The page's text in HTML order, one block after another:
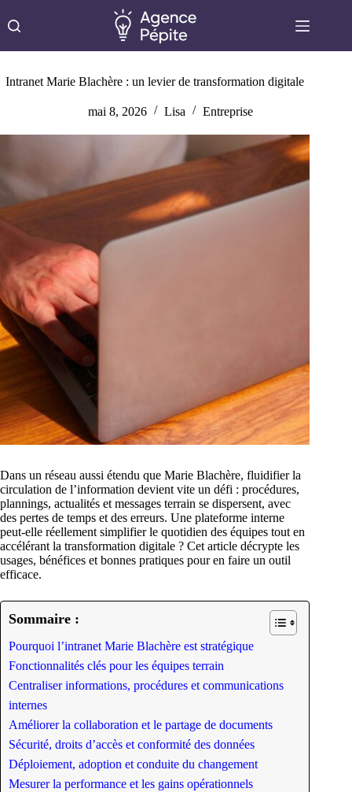
au
contenu
Intranet Marie Blachère : un levier de transformation digitale
mai 8, 2026 Lisa Entreprise
Dans un réseau aussi étendu que Marie Blachère, fluidifier la
circulation de l’information devient vite un défi : procédures,
plannings, actualités et messages terrain se dispersent, avec
des pertes de temps et des erreurs. Une plateforme interne
peut-elle réellement simplifier le quotidien des équipes tout en
accélérant la transformation digitale ? Cet article décrypte les
usages, bénéfices et bonnes pratiques pour en faire un outil
efficace.
Sommaire :
Pourquoi l’intranet Marie Blachère est stratégique
Fonctionnalités clés pour les équipes terrain
Centraliser informations, procédures et communications
internes
Améliorer la collaboration et le partage de documents
Sécurité, droits d’accès et conformité des données
Déploiement, adoption et conduite du changement
Mesurer la performance et les gains opérationnels